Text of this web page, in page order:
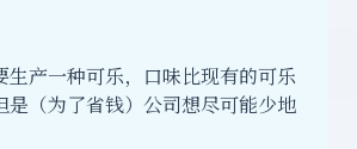
生产一种可乐，口味比现有的可乐
是（为了省钱）公司想尽可能少地